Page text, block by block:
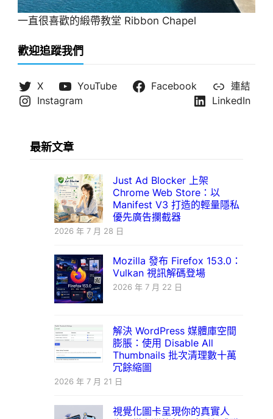
一直很喜歡的緞帶教堂 Ribbon Chapel
歡迎追蹤我們
X YouTube Facebook
連結
Instagram
LinkedIn
最新文章
Just Ad Blocker 上架
Chrome Web Store：以
Manifest V3 打造的輕量隱私
優先廣告攔截器
2026 年 7 月 28 日
Mozilla 發布 Firefox 153.0：
Vulkan 視訊解碼登場
2026 年 7 月 22 日
解決 WordPress 媒體庫空間
膨脹：使用 Disable All
Thumbnails 批次清理數十萬
冗餘縮圖
2026 年 7 月 21 日
視覺化圖卡呈現你的真實人